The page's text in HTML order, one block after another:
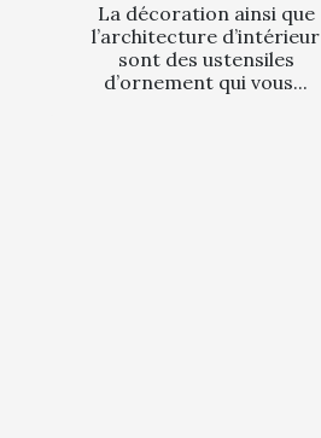
La décoration ainsi que
l’architecture d’intérieur
sont des ustensiles
d’ornement qui vous...